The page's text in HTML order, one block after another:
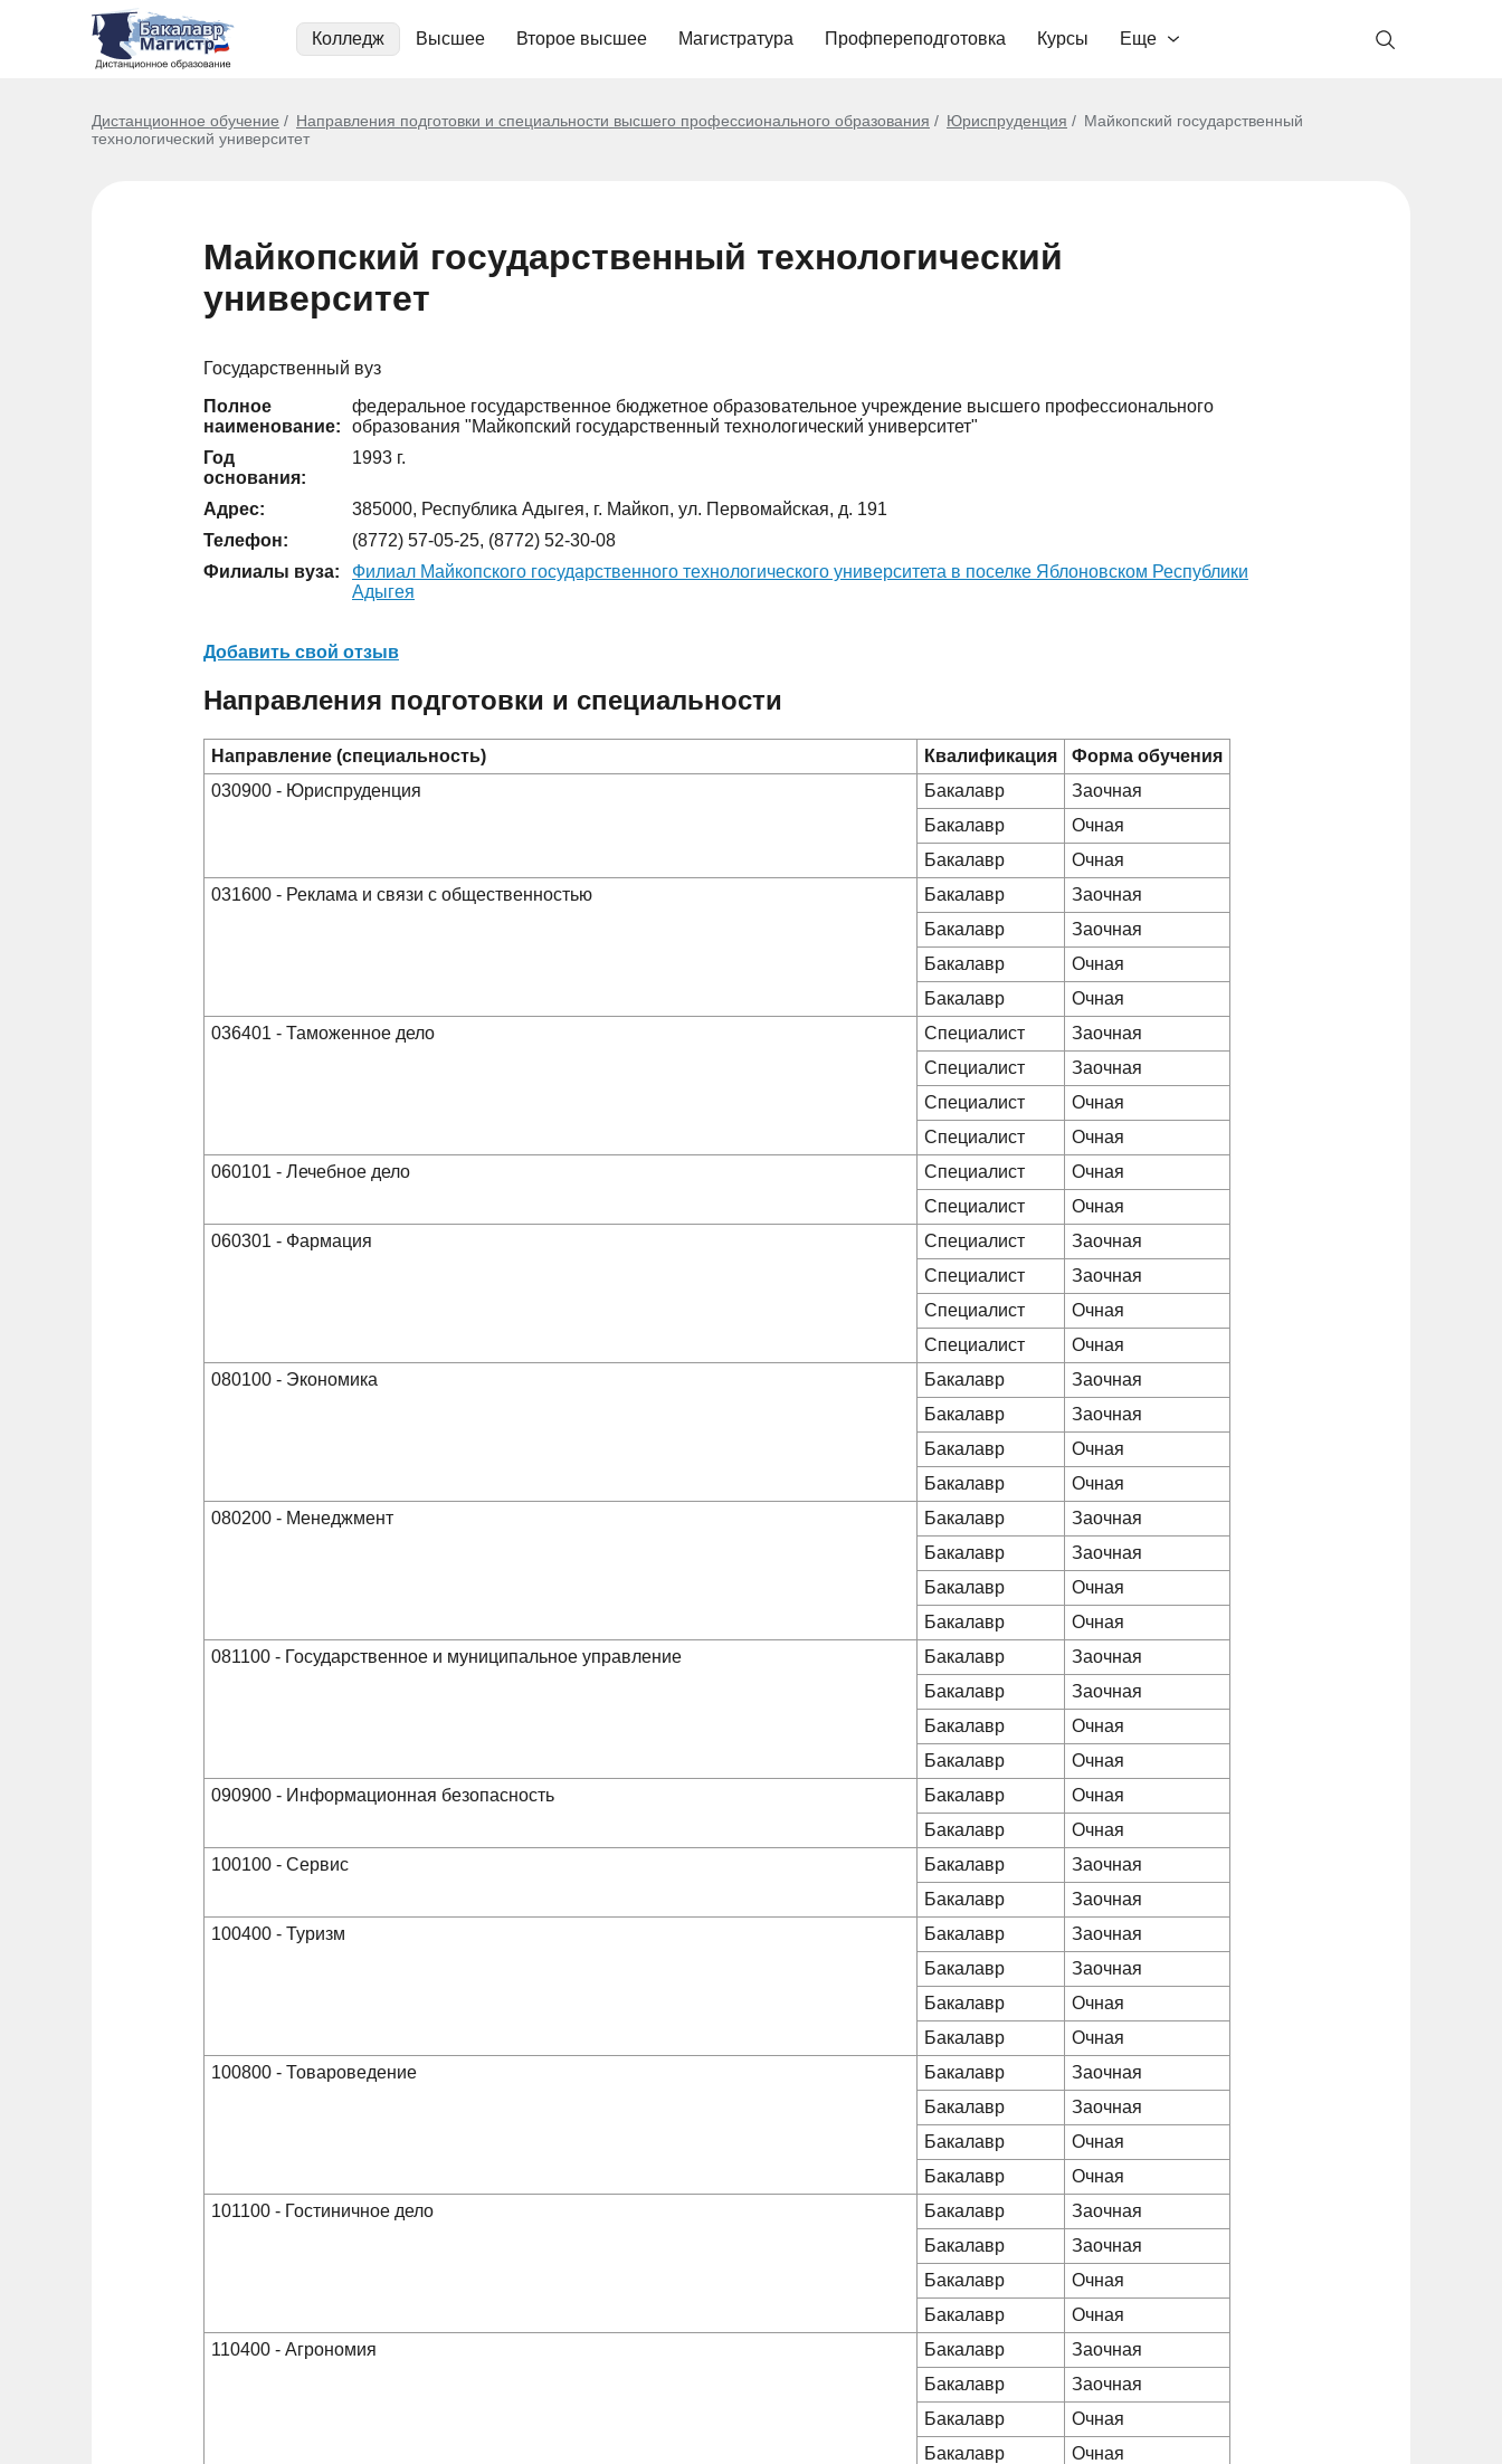
Колледж Высшее Второе высшее Магистратура Профпереподготовка Курсы Еще
Дистанционное обучение Направления подготовки и специальности высшего профессионального образования Юриспруденция
Майкопский государственный
технологический университет
Майкопский государственный технологический
университет
Государственный вуз
Полное
наименование:
федеральное государственное бюджетное образовательное учреждение высшего профессионального
образования "Майкопский государственный технологический университет"
Год
основания:
1993 г.
Адрес:
385000, Республика Адыгея, г. Майкоп, ул. Первомайская, д. 191
Телефон:
(8772) 57-05-25, (8772) 52-30-08
Филиалы вуза:
Филиал Майкопского государственного технологического университета в поселке Яблоновском Республики
Адыгея
Добавить свой отзыв
Направления подготовки и специальности
Направление (специальность) Квалификация
Форма обучения
030900 - Юриспруденция
Бакалавр
Заочная
Бакалавр
Очная
Бакалавр
Очная
031600 - Реклама и связи с общественностью
Бакалавр
Заочная
Бакалавр
Заочная
Бакалавр
Очная
Бакалавр
Очная
036401 - Таможенное дело
Специалист
Заочная
Специалист
Заочная
Специалист
Очная
Специалист
Очная
060101 - Лечебное дело
Специалист
Очная
Специалист
Очная
060301 - Фармация
Специалист
Заочная
Специалист
Заочная
Специалист
Очная
Специалист
Очная
080100 - Экономика
Бакалавр
Заочная
Бакалавр
Заочная
Бакалавр
Очная
Бакалавр
Очная
080200 - Менеджмент
Бакалавр
Заочная
Бакалавр
Заочная
Бакалавр
Очная
Бакалавр
Очная
081100 - Государственное и муниципальное управление
Бакалавр
Заочная
Бакалавр
Заочная
Бакалавр
Очная
Бакалавр
Очная
090900 - Информационная безопасность
Бакалавр
Очная
Бакалавр
Очная
100100 - Сервис
Бакалавр
Заочная
Бакалавр
Заочная
100400 - Туризм
Бакалавр
Заочная
Бакалавр
Заочная
Бакалавр
Очная
Бакалавр
Очная
100800 - Товароведение
Бакалавр
Заочная
Бакалавр
Заочная
Бакалавр
Очная
Бакалавр
Очная
101100 - Гостиничное дело
Бакалавр
Заочная
Бакалавр
Заочная
Бакалавр
Очная
Бакалавр
Очная
110400 - Агрономия
Бакалавр
Заочная
Бакалавр
Заочная
Бакалавр
Очная
Бакалавр
Очная